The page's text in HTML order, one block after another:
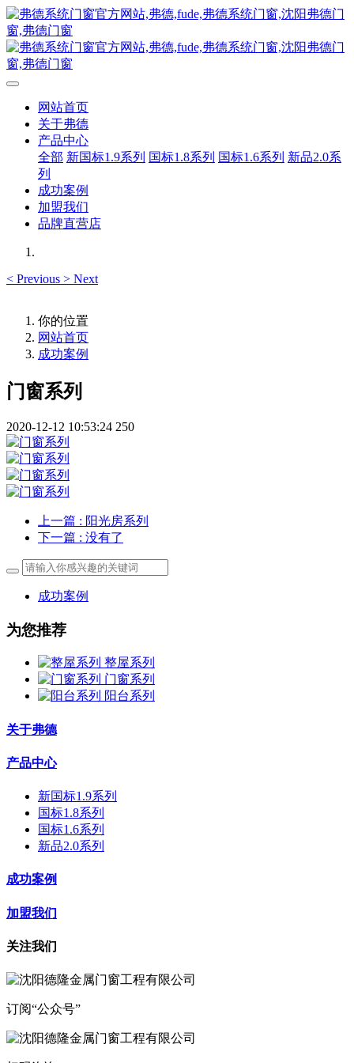
网站首页
关于弗德
产品中心
全部 新国标1.9系列 国标1.8系列 国标1.6系列 新品2.0系
列
成功案例
加盟我们
品牌直营店
< Previous > Next
你的位置
网站首页
成功案例
门窗系列
2020-12-12 10:53:24 250
上一篇 : 阳光房系列
下一篇 : 没有了
成功案例
为您推荐
整屋系列
门窗系列
阳台系列
关于弗德
产品中心
新国标1.9系列
国标1.8系列
国标1.6系列
新品2.0系列
成功案例
加盟我们
关注我们
订阅“公众号”